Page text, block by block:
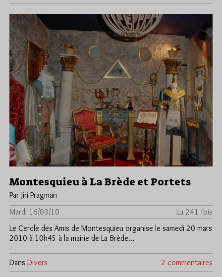
Montesquieu à La Brède et Portets
Par Jiri Pragman
Mardi 16/03/10
Lu 241 fois
Le Cercle des Amis de Montesquieu organise le samedi 20 mars
2010 à 10h45 à la mairie de La Brède…
Dans Divers 2 commentaires